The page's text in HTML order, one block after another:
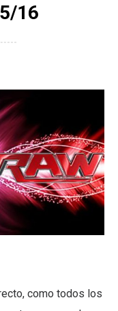
16
como todos los